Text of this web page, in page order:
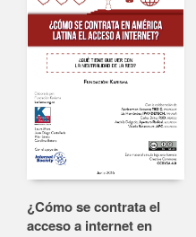
¿Cómo se contrata el
acceso a internet en